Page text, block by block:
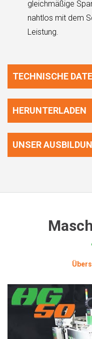
gleichmäßige
nahtlos mit dem
Leistung.
TECHNISCHE
HERUNTERLADEN
UNSER